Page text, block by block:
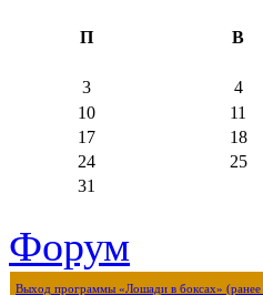
П В
3 4
10
11
17
18
24
25
31
Форум
Выход программы «Лошади в боксах»